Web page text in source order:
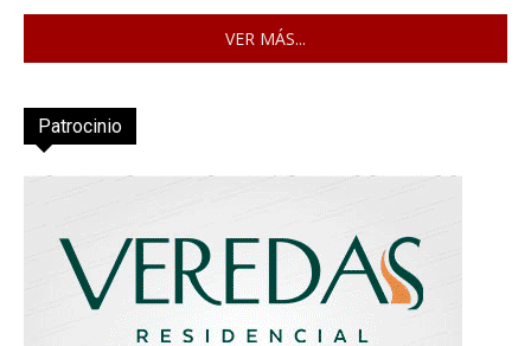
VER MÁS...
Patrocinio